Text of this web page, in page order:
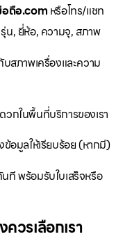
ถือ.com หรือโทร/แชท
น, ยี่ห้อ, ความจุ, สภาพ
บสภาพเครื่องและความ
กในพื้นที่บริการของเรา
ข้อมูลให้เรียบร้อย (หากมี)
ที พร้อมรับใบเสร็จหรือ
วรเลือกเรา